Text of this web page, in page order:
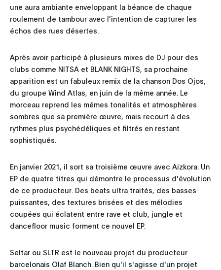
une aura ambiante enveloppant la béance de chaque
roulement de tambour avec l'intention de capturer les
échos des rues désertes.
Après avoir participé à plusieurs mixes de DJ pour des
clubs comme NITSA et BLANK NIGHTS, sa prochaine
apparition est un fabuleux remix de la chanson Dos Ojos,
du groupe Wind Atlas, en juin de la même année. Le
morceau reprend les mêmes tonalités et atmosphères
sombres que sa première œuvre, mais recourt à des
rythmes plus psychédéliques et filtrés en restant
sophistiqués.
En janvier 2021, il sort sa troisième œuvre avec Aizkora. Un
EP de quatre titres qui démontre le processus d'évolution
de ce producteur. Des beats ultra traités, des basses
puissantes, des textures brisées et des mélodies
coupées qui éclatent entre rave et club, jungle et
dancefloor music forment ce nouvel EP.
Seltar ou SLTR est le nouveau projet du producteur
barcelonais Olaf Blanch. Bien qu'il s'agisse d'un projet